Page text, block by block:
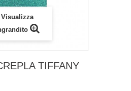
Visualizza
TIFFANY